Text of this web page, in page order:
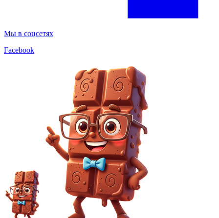
Мы в соцсетях
Facebook